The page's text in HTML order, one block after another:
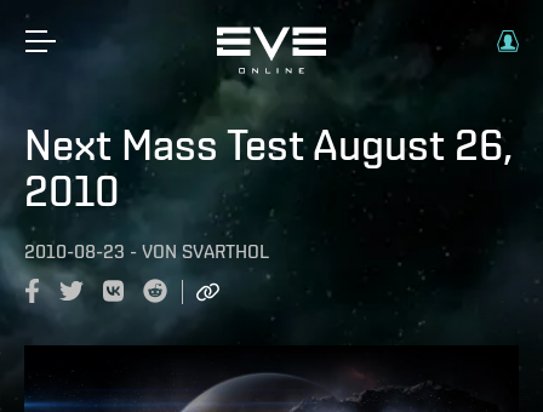
Next Mass Test August 26,
2010
2010-08-23 - VON SVARTHOL